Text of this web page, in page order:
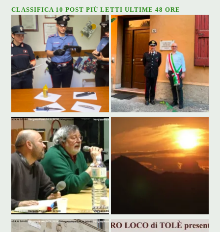
CLASSIFICA 10 POST PIÙ LETTI ULTIME 48 ORE